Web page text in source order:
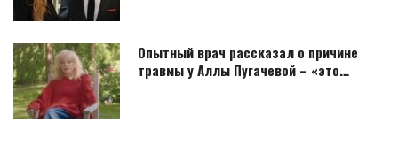
Опытный врач рассказал о причине
травмы у Аллы Пугачевой – «это…